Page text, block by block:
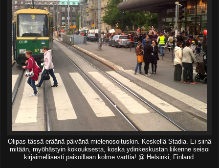
Olipas tässä eräänä päivänä mielenosoituskin. Keskellä Stadia. Ei siinä
mitään, myöhästyin kokouksesta, koska ydinkeskustan liikenne seisoi
kirjaimellisesti paikoillaan kolme varttia! @ Helsinki, Finland.